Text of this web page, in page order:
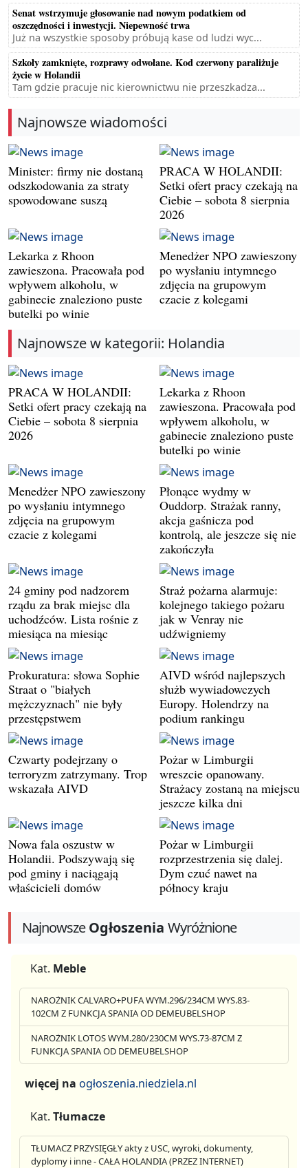
Senat wstrzymuje głosowanie nad nowym podatkiem od
oszczędności i inwestycji. Niepewność trwa
Już na wszystkie sposoby próbują kase od ludzi wyc...
Szkoły zamknięte, rozprawy odwołane. Kod czerwony paraliżuje
życie w Holandii
Tam gdzie pracuje nic kierownictwu nie przeszkadza...
Najnowsze wiadomości
Minister: firmy nie dostaną
odszkodowania za straty
spowodowane suszą
PRACA W HOLANDII:
Setki ofert pracy czekają na
Ciebie – sobota 8 sierpnia
2026
Lekarka z Rhoon
zawieszona. Pracowała pod
wpływem alkoholu, w
gabinecie znaleziono puste
butelki po winie
Menedżer NPO zawieszony
po wysłaniu intymnego
zdjęcia na grupowym
czacie z kolegami
Najnowsze w kategorii: Holandia
PRACA W HOLANDII:
Setki ofert pracy czekają na
Ciebie – sobota 8 sierpnia
2026
Lekarka z Rhoon
zawieszona. Pracowała pod
wpływem alkoholu, w
gabinecie znaleziono puste
butelki po winie
Menedżer NPO zawieszony
po wysłaniu intymnego
zdjęcia na grupowym
czacie z kolegami
Płonące wydmy w
Ouddorp. Strażak ranny,
akcja gaśnicza pod
kontrolą, ale jeszcze się nie
zakończyła
24 gminy pod nadzorem
rządu za brak miejsc dla
uchodźców. Lista rośnie z
miesiąca na miesiąc
Straż pożarna alarmuje:
kolejnego takiego pożaru
jak w Venray nie
udźwigniemy
Prokuratura: słowa Sophie
Straat o "białych
mężczyznach" nie były
przestępstwem
AIVD wśród najlepszych
służb wywiadowczych
Europy. Holendrzy na
podium rankingu
Czwarty podejrzany o
terroryzm zatrzymany. Trop
wskazała AIVD
Pożar w Limburgii
wreszcie opanowany.
Strażacy zostaną na miejscu
jeszcze kilka dni
Nowa fala oszustw w
Holandii. Podszywają się
pod gminy i naciągają
właścicieli domów
Pożar w Limburgii
rozprzestrzenia się dalej.
Dym czuć nawet na
północy kraju
NajnowszeOgłoszenia Wyróżnione
Kat. Meble
NAROŻNIK CALVARO+PUFA WYM.296/234CM WYS.83-
102CM Z FUNKCJA SPANIA OD DEMEUBELSHOP
NAROŻNIK LOTOS WYM.280/230CM WYS.73-87CM Z
FUNKCJA SPANIA OD DEMEUBELSHOP
więcej na ogłoszenia.niedziela.nl
Kat. Tłumacze
TŁUMACZ PRZYSIĘGŁY akty z USC, wyroki, dokumenty,
dyplomy i inne - CAŁA HOLANDIA (PRZEZ INTERNET)